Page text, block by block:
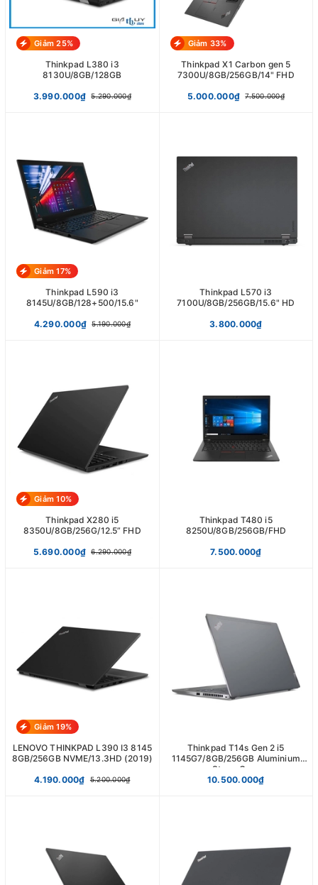
Giảm 25%
Thinkpad L380 i3
8130U/8GB/128GB
3.990.000₫ 5.290.000₫
Giảm 33%
Thinkpad X1 Carbon gen 5
7300U/8GB/256GB/14" FHD
5.000.000₫ 7.500.000₫
Giảm 17%
Thinkpad L590 i3
8145U/8GB/128+500/15.6"
4.290.000₫ 5.190.000₫
Thinkpad L570 i3
7100U/8GB/256GB/15.6" HD
3.800.000₫
Giảm 10%
Thinkpad X280 i5
8350U/8GB/256G/12.5” FHD
5.690.000₫ 6.290.000₫
Thinkpad T480 i5
8250U/8GB/256GB/FHD
7.500.000₫
Giảm 19%
LENOVO THINKPAD L390 I3 8145
8GB/256GB NVME/13.3HD (2019)
4.190.000₫ 5.200.000₫
Thinkpad T14s Gen 2 i5
1145G7/8GB/256GB Aluminium
Storm Grey
10.500.000₫